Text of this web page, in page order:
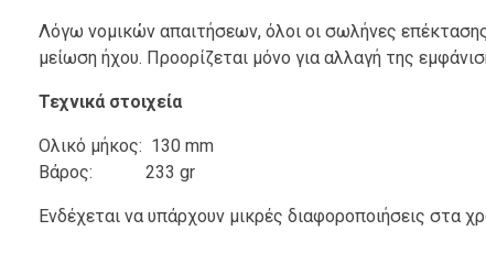
Λόγω νομικών απαιτήσεων, όλοι οι σωλήνες
μείωση ήχου. Προορίζεται μόνο για αλλαγή της
Τεχνικά στοιχεία
Ολικό μήκος: 130 mm
Βάρος: 233 gr
Ενδέχεται να υπάρχουν μικρές διαφοροποιήσεις